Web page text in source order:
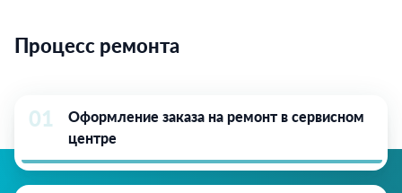
Процесс ремонта
01
Оформление заказа на ремонт в сервисном
центре